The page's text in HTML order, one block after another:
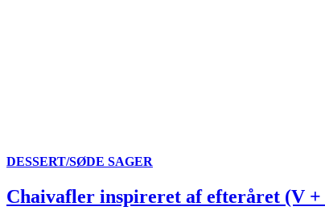
DESSERT/SØDE SAGER
Chaivafler inspireret af efteråret (V +